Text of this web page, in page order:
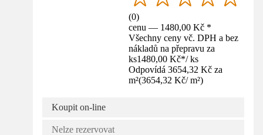
(0)
cenu — 1480,00 Kč *
Všechny ceny vč. DPH a bez
nákladů na přepravu za
ks1480,00 Kč*/ ks
Odpovídá 3654,32 Kč za
m²(3654,32 Kč/ m²)
Koupit on-line
Nelze rezervovat